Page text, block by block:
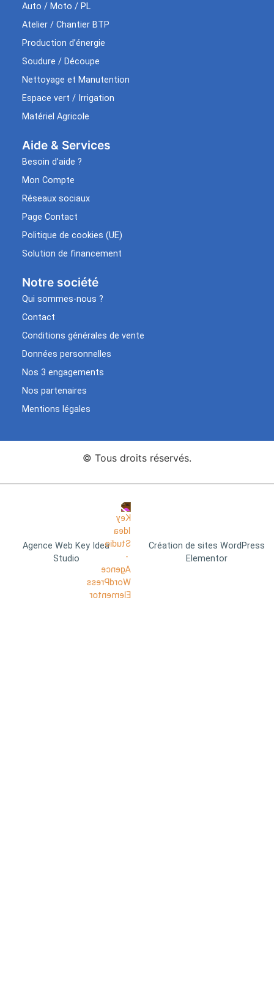
Auto / Moto / PL
Atelier / Chantier BTP
Production d’énergie
Soudure / Découpe
Nettoyage et Manutention
Espace vert / Irrigation
Matériel Agricole
Aide & Services​
Besoin d’aide ?
Mon Compte
Réseaux sociaux
Page Contact
Politique de cookies (UE)
Solution de financement
Notre société
Qui sommes-nous ?
Contact
Conditions générales de vente
Données personnelles
Nos 3 engagements
Nos partenaires
Mentions légales
© Tous droits réservés.
Agence Web Key Idea
Studio
Création de sites WordPress
Elementor